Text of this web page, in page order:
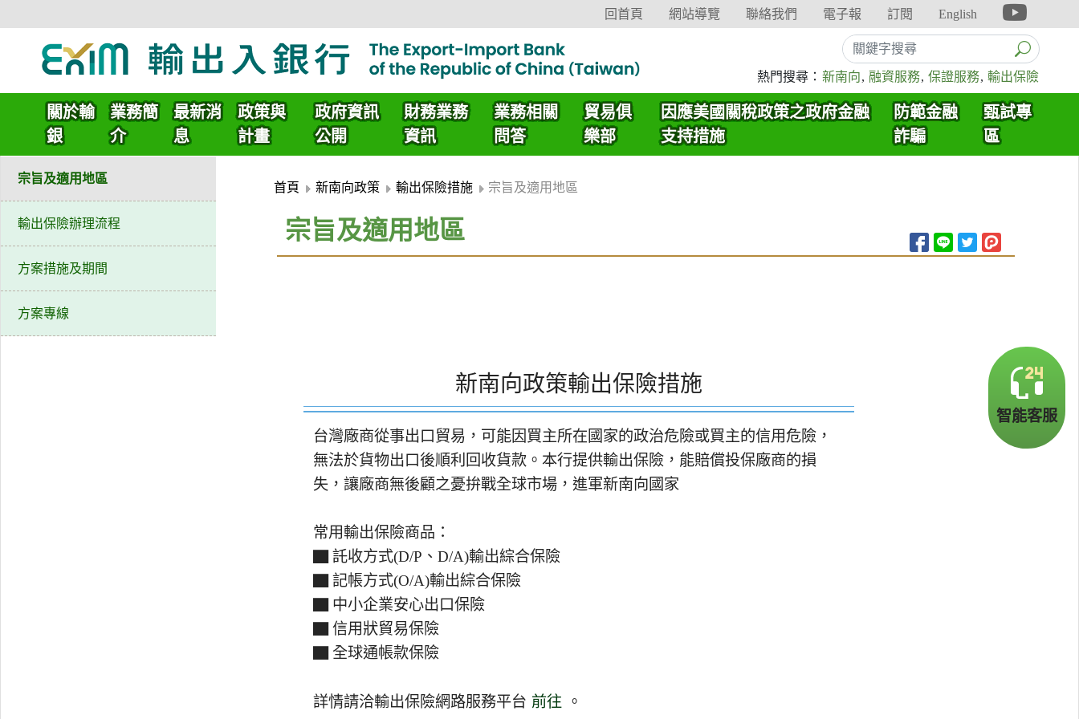
跳
區
回首頁 網站導覽 聯絡我們 電子報 訂閱 English
熱門搜尋： 新南向, 融資服務, 保證服務, 輸出保險
關於輸
銀
業務簡
介
最新消
息
政策與
計畫
政府資訊
公開
財務業務
資訊
業務相關
問答
貿易俱
樂部
因應美國關稅政策之政府金融
支持措施
防範金融
詐騙
甄試專
區
智能客服
宗旨及適用地區
輸出保險辦理流程
方案措施及期間
方案專線
首頁 新南向政策 輸出保險措施 宗旨及適用地區
宗旨及適用地區
​​新南向政策輸出保險措施
台灣廠商從事出口貿易，可能因買主所在國家的政治危險或買主的信用危險，
無法於貨物出口後順利回收貨款。本行提供輸出保險，能賠償投保廠商的損
失，讓廠商無後顧之憂拚戰全球市場，進軍新南向國家
常用輸出保險商品：
▇ 託收方式(D/P、D/A)輸出綜合保險
▇ 記帳方式(O/A)輸出綜合保險
▇ 中小企業安心出口保險
▇ 信用狀貿易保險
▇ 全球通帳款保險
詳情請洽輸出保險網路服務平台 前往 。